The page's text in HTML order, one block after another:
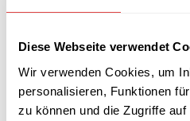
Diese Webseite verwendet
Wir verwenden Cookies, um
personalisieren, Funktionen
zu können und die Zugriffe
Interessiert an
Stückzahlen?